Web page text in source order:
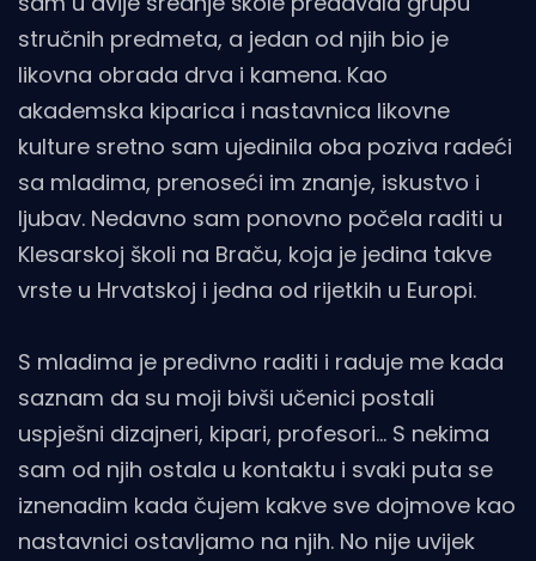
stručnih predmeta, a jedan od njih bio je
likovna obrada drva i kamena. Kao
akademska kiparica i nastavnica likovne
kulture sretno sam ujedinila oba poziva radeći
sa mladima, prenoseći im znanje, iskustvo i
ljubav. Nedavno sam ponovno počela raditi u
Klesarskoj školi na Braču, koja je jedina takve
vrste u Hrvatskoj i jedna od rijetkih u Europi.
S mladima je predivno raditi i raduje me kada
saznam da su moji bivši učenici postali
uspješni dizajneri, kipari, profesori... S nekima
sam od njih ostala u kontaktu i svaki puta se
iznenadim kada čujem kakve sve dojmove kao
nastavnici ostavljamo na njih. No nije uvijek